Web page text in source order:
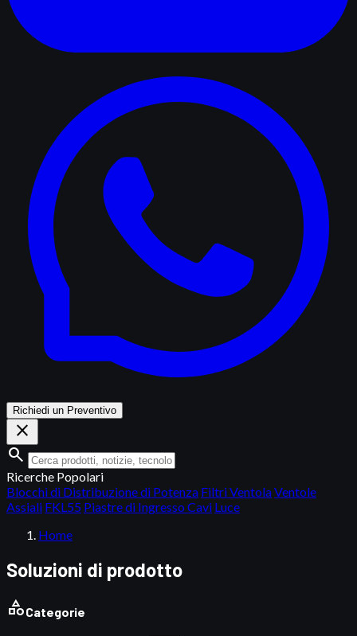
Richiedi un Preventivo
close
search
Ricerche Popolari
Blocchi di Distribuzione di Potenza Filtri VentolaVentole
Assiali FKL55 Piastre di Ingresso Cavi Luce
Home
Soluzioni di prodotto
categoryCategorie